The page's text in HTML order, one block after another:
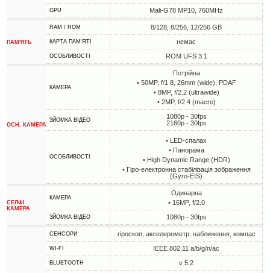
GPU Mali-G78 MP10, 760MHz
ПАМ'ЯТЬ
RAM / ROM 8/128, 8/256, 12/256 GB
КАРТА ПАМ'ЯТІ немає
ОСОБЛИВОСТІ ROM UFS 3.1
ОСН. КАМЕРА
КАМЕРА
Потрійна
• 50MP, f/1.8, 26mm (wide), PDAF
• 8MP, f/2.2 (ultrawide)
• 2MP, f/2.4 (macro)
ЗЙОМКА ВІДЕО
1080p - 30fps
2160p - 30fps
ОСОБЛИВОСТІ
• LED-спалах
• Панорама
• High Dynamic Range (HDR)
• Гіро-електронна стабілізація зображення
(Gyro-EIS)
СЕЛФІ
КАМЕРА
КАМЕРА
Одинарна
• 16MP, f/2.0
ЗЙОМКА ВІДЕО 1080p - 30fps
СЕНСОРИ гіроскоп, акселерометр, наближення, компас
WI-FI IEEE 802.11 a/b/g/n/ac
BLUETOOTH v 5.2